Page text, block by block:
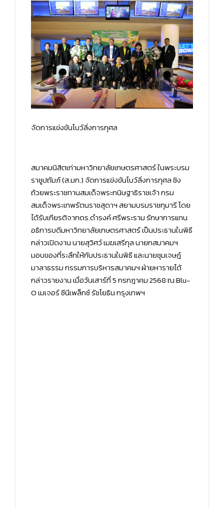
จัดการแข่งขันโบว์ลิ่งการกุศล
สมาคมนิสิตเก่ามหาวิทยาลัยเกษตรศาสตร์ ในพระบรม
ราชูปถัมภ์ (ส.มก.) จัดการแข่งขันโบว์ลิ่งการกุศล ชิง
ถ้วยพระราชทานสมเด็จพระกนิษฐาธิราชเจ้า กรม
สมเด็จพระเทพรัตนราชสุดาฯ สยามบรมราชกุมารี โดย
ได้รับเกียรติจากดร.ดำรงค์ ศรีพระราม รักษาการแทน
อธิการบดีมหาวิทยาลัยเกษตรศาสตร์ เป็นประธานในพิธี
กล่าวเปิดงาน นายสุวิศว์ เมฆเสรีกุล นายกสมาคมฯ
มอบของที่ระลึกให้กับประธานในพิธี และนายชุมเจษฎ์
มาลาธรรม กรรมการบริหารสมาคมฯ ฝ่ายหารายได้
กล่าวรายงาน เมื่อวันเสาร์ที่ 5 กรกฎาคม 2568 ณ Blu-
O เมเจอร์ ซีนีเพล็กซ์ รัชโยธิน กรุงเทพฯ